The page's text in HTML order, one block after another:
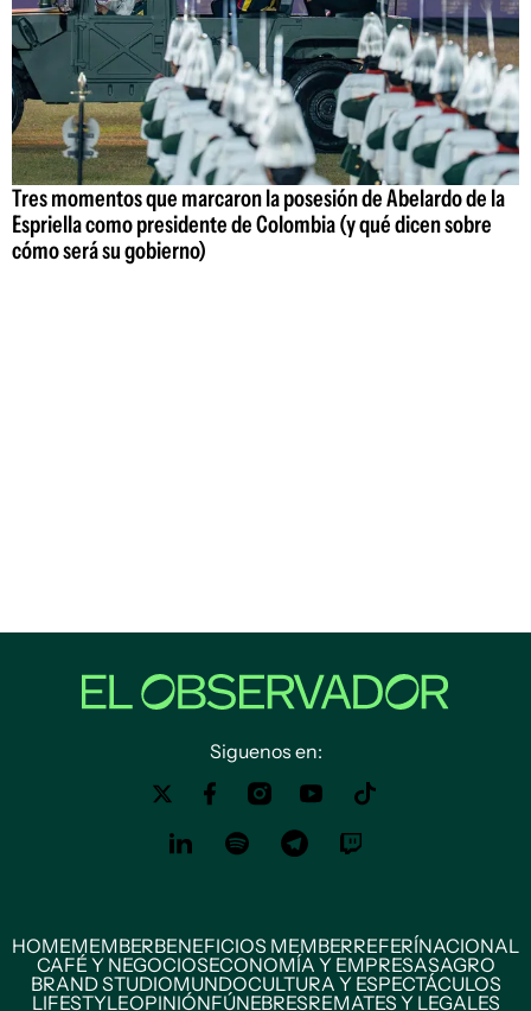
Tres momentos que marcaron la posesión de Abelardo de la
Espriella como presidente de Colombia (y qué dicen sobre
cómo será su gobierno)
Siguenos en:
HOMEMEMBERBENEFICIOS MEMBERREFERÍNACIONAL
CAFÉ Y NEGOCIOSECONOMÍA Y EMPRESASAGRO
BRAND STUDIOMUNDOCULTURA Y ESPECTÁCULOS
LIFESTYLEOPINIÓNFÚNEBRESREMATES Y LEGALES